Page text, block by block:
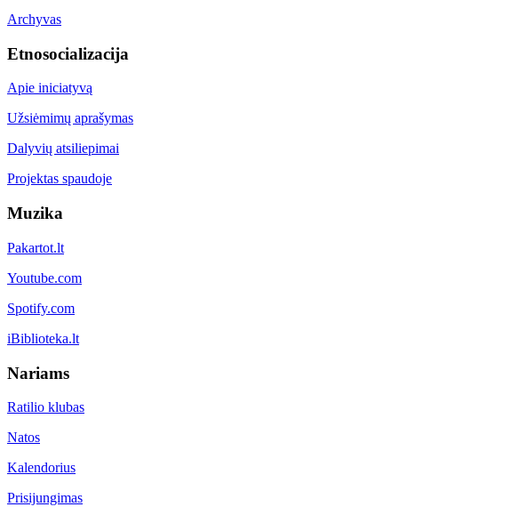
Archyvas
Etnosocializacija
Apie iniciatyvą
Užsiėmimų aprašymas
Dalyvių atsiliepimai
Projektas spaudoje
Muzika
Pakartot.lt
Youtube.com
Spotify.com
iBiblioteka.lt
Nariams
Ratilio klubas
Natos
Kalendorius
Prisijungimas